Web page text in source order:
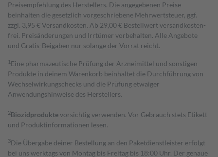
Preisempfehlung des Herstellers. Die angegebenen Preise
beinhalten die gesetzlich vorgeschriebene Mehrwertsteuer, ggf.
zzgl. 3,95 € Versandkosten. Ab 29,00 € Bestell­wert versand­kosten­
frei. Preisänderungen und Irrtümer vorbehalten. Alle Angebote
und Gratis-Beigaben nur solange der Vorrat reicht.
1 Eine pharmazeutische Prüfung der Arzneimittel und sonstigen
Produkte in deinem Warenkorb beinhaltet die Durchführung von
Wechselwirkungschecks und die Prüfung etwaiger
Anwendungshinweise des Herstellers.
2Biozidproduktevorsichtig verwenden. Vor Gebrauch stets Etikett
und Produktinformationen lesen.
3Die Übergabe deiner Bestellung an den Paketdienstleister erfolgt
bei uns werktags von Montag bis Freitag bis 18:00 Uhr. Der genaue